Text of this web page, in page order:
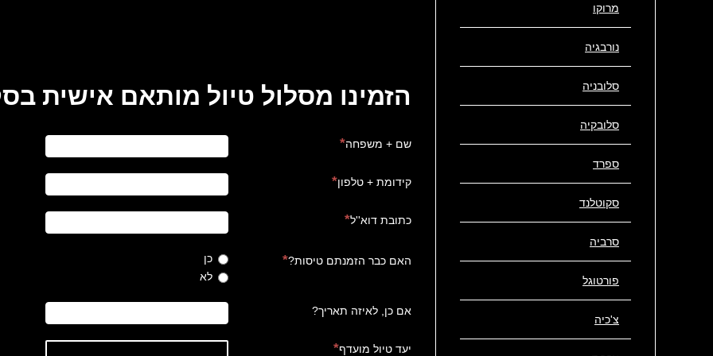
הזמינו מסלול טיול מותאם אישית
שם + משפחה
קידומת + טלפון
כתובת דוא''ל
האם כבר הזמנתם טיסות?
כן
לא
אם כן, לאיזה תאריך?
יעד טיול מועדף
מרוקו
נורבגיה
סלובניה
סלובקיה
ספרד
סקוטלנד
סרביה
פורטוגל
צ'כיה